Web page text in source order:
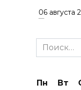
06 августа
Search
for:
Пн Вт